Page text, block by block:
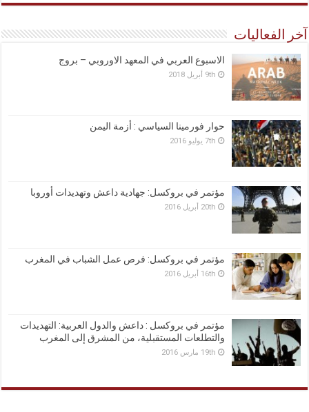
آخر الفعاليات
الاسبوع العربي في المعهد الاوروبي – بروج
9th أبريل 2018
حوار فورمينا السياسي : أزمة اليمن
7th يوليو 2016
مؤتمر في بروكسل: جهادية داعش وتهديدات أوروبا
20th أبريل 2016
مؤتمر في بروكسل: فرص عمل الشباب في المغرب
16th أبريل 2016
مؤتمر في بروكسل : داعش والدول العربية: التهديدات
والتطلعات المستقبلية، من المشرق إلى المغرب
19th مارس 2016